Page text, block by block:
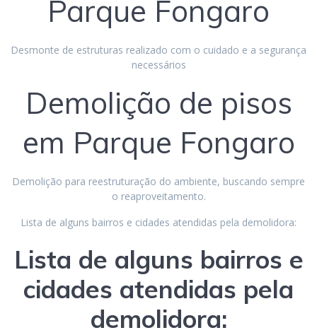
Parque Fongaro
Desmonte de estruturas realizado com o cuidado e a segurança
necessários
Demolição de pisos
em Parque Fongaro
Demolição para reestruturação do ambiente, buscando sempre
o reaproveitamento.
Lista de alguns bairros e cidades atendidas pela demolidora:
Lista de alguns bairros e
cidades atendidas pela
demolidora: